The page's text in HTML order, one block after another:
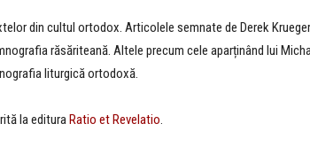
din cultul ortodox. Articolele semnate de Derek
răsăriteană. Altele precum cele aparținând lui
liturgică ortodoxă.
la edituraRatio et Revelatio.